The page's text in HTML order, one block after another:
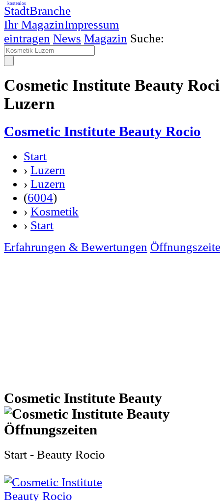
StadtBranche
Ihr MagazinImpressum
kostenlos
eintragen News Magazin Suche:
Cosmetic Institute Beauty
Luzern
Cosmetic Institute Beauty Rocio
Start
› Luzern
› Luzern
(6004)
› Kosmetik
› Start
Erfahrungen & Bewertungen
Cosmetic Institute Beauty
Start - Beauty Rocio